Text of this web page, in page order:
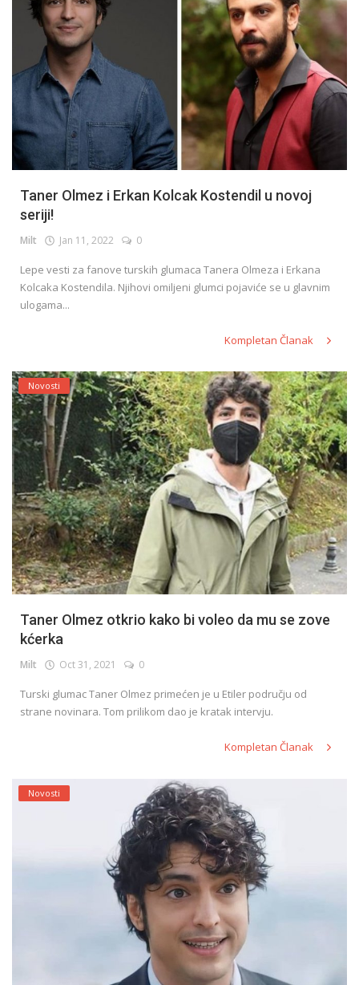
Taner Olmez i Erkan Kolcak Kostendil u novoj
seriji!
Milt Jan 11, 2022 0
Lepe vesti za fanove turskih glumaca Tanera Olmeza i Erkana
Kolcaka Kostendila. Njihovi omiljeni glumci pojaviće se u glavnim
ulogama...
Kompletan Članak
Novosti
Taner Olmez otkrio kako bi voleo da mu se zove
kćerka
Milt Oct 31, 2021 0
Turski glumac Taner Olmez primećen je u Etiler području od
strane novinara. Tom prilikom dao je kratak intervju.
Kompletan Članak
Novosti